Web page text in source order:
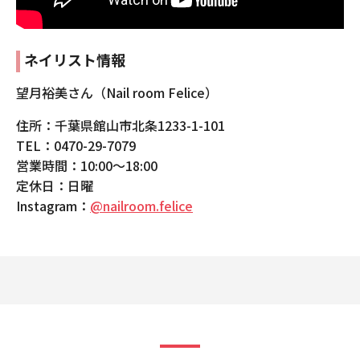
ネイリスト情報
望月裕美さん（Nail room Felice）
住所：千葉県館山市北条1233-1-101
TEL：0470-29-7079
営業時間：10:00〜18:00
定休日：日曜
Instagram： @nailroom.felice